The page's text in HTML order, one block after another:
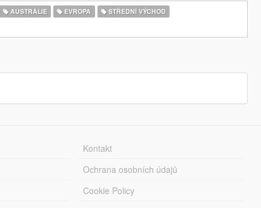
AUSTRÁLIE EVROPA
STŘEDNÍ VÝCHOD
Kontakt
Ochrana osobních údajů
Cookie Policy